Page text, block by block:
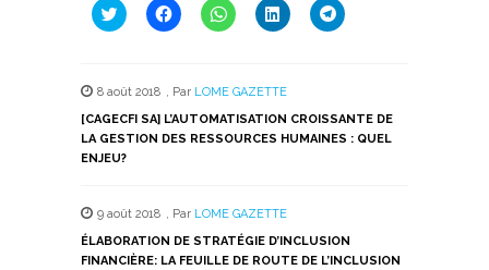
Cliquez
pour
une
nouvelle
fenêtre)
Cliquez
pour
une
nouvelle
fenêtre)
Cliquez
pour
une
nouvelle
fenêtre)
Cliquez
pour
une
nouvelle
fenêtre)
Cliquez
pour
nouvelle
fenêtre)
8 août 2018 , Par LOME GAZETTE
[CAGECFI SA] L’AUTOMATISATION CROISSANTE DE
LA GESTION DES RESSOURCES HUMAINES : QUEL
ENJEU?
9 août 2018 , Par LOME GAZETTE
ÉLABORATION DE STRATÉGIE D’INCLUSION
FINANCIÈRE: LA FEUILLE DE ROUTE DE L’INCLUSION